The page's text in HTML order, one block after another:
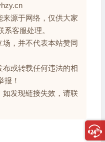
源于网络，仅供大家
客服处理。
，并不代表本站赞同
或转载任何违法的相
报！
发现链接失效，请联